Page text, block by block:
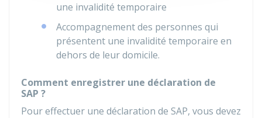
une invalidité temporaire
Accompagnement des personnes qui
présentent une invalidité temporaire en
dehors de leur domicile.
Comment enregistrer une déclaration de
SAP ?
Pour effectuer une déclaration de SAP, vous devez